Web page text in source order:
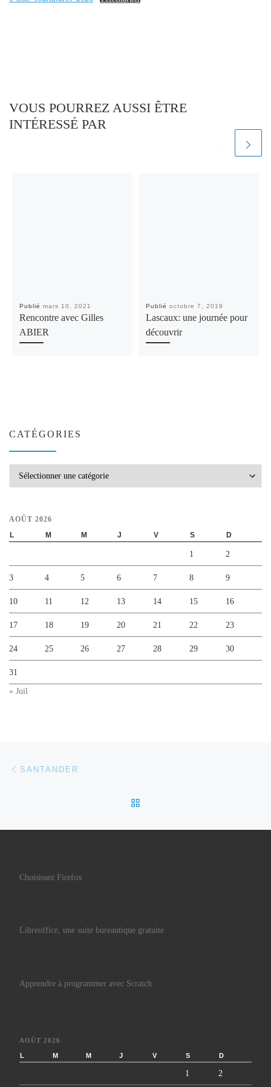
VOUS POURREZ AUSSI ÊTRE
INTÉRESSÉ PAR
Publié mars 10, 2021
Rencontre avec Gilles
ABIER
Publié octobre 7, 2019
Lascaux: une journée pour
découvrir
CATÉGORIES
AOÛT 2026
L
M M J V S D
1 2
3 4 5 6 7 8 9
10 11 12 13 14 15 16
17 18 19 20 21 22 23
24 25 26 27 28 29 30
31
« Juil
Parcourir les articles
SANTANDER
Choisissez Firefox
Libreoffice, une suite bureautique gratuite
Apprendre à programmer avec Scratch
AOÛT 2026
L M M J V S D
1 2